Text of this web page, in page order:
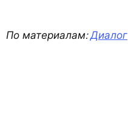
По материалам:Диалог